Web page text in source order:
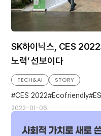
SK하이닉스, CES 2022
노력’ 선보이다
2022-01-06
TECH&AI
STORY
CES 2022 Ecofriendly